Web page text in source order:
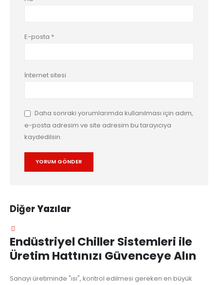
E-posta *
İnternet sitesi
Daha sonraki yorumlarımda kullanılması için adım,
e-posta adresim ve site adresim bu tarayıcıya
kaydedilsin.
DiğerYazılar
Endüstriyel Chiller Sistemleri ile
Üretim Hattınızı Güvenceye Alın
Sanayi üretiminde "ısı", kontrol edilmesi gereken en büyük